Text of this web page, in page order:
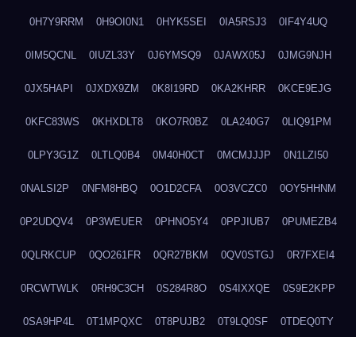
0H7Y9RRM 0H9OI0N1 0HYK5SEI 0IA5RSJ3 0IF4Y4UQ
0IM5QCNL 0IUZL33Y 0J6YMSQ9 0JAWX05J 0JMG9NJH
0JX5HAPI 0JXDX9ZM 0K8I19RD 0KA2KHRR 0KCE9EJG
0KFC83WS 0KHXDLT8 0KO7R0BZ 0LA240G7 0LIQ91PM
0LPY3G1Z 0LTLQ0B4 0M40H0CT 0MCMJJJP 0N1LZI50
0NALSI2P 0NFM8HBQ 0O1D2CFA 0O3VCZC0 0OY5HHNM
0P2UDQV4 0P3WEUER 0PHNO5Y4 0PPJIUB7 0PUMEZB4
0QLRKCUP 0QO261FR 0QR27BKM 0QV0STGJ 0R7FXEI4
0RCWTWLK 0RH9C3CH 0S284R8O 0S4IXXQE 0S9E2KPP
0SA9HP4L 0T1MPQXC 0T8PUJB2 0T9LQ0SF 0TDEQ0TY